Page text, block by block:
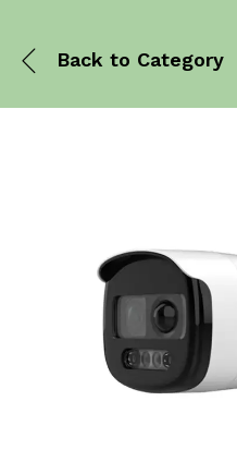
Back to Category